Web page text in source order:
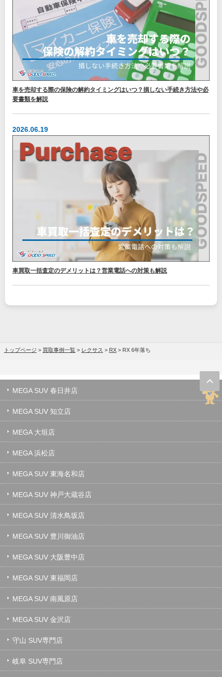
車を売却する際の保険の解約タイミングはいつ？損しない手続き方法や必
要書類を解説
2026.06.19
車買取一括査定のデメリットは？営業電話への対策も解説
トップページ > 買取事例一覧 > レクサス > RX > RX 6年落ち
MEGA SUV 春日井店
MEGA SUV 知立店
MEGA 大垣店
MEGA 浜松店
MEGA SUV 東海名和店
MEGA SUV 神戸大蔵谷店
MEGA SUV 清水鳥坂店
MEGA SUV 豊川御油店
MEGA SUV 大阪豊中店
MEGA SUV 東福岡店
MEGA SUV 南風原店
MEGA SUV 金沢店
守山 SUV専門店
岐阜 SUV専門店